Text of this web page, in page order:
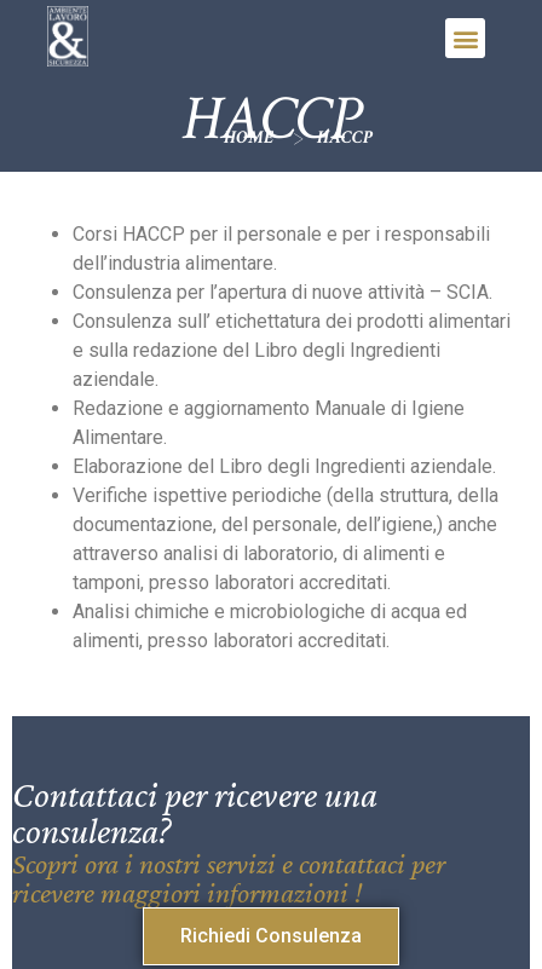
HACCP
HOME > HACCP
Corsi HACCP per il personale e per i responsabili
dell’industria alimentare.
Consulenza per l’apertura di nuove attività – SCIA.
Consulenza sull’ etichettatura dei prodotti alimentari
e sulla redazione del Libro degli Ingredienti
aziendale.
Redazione e aggiornamento Manuale di Igiene
Alimentare.
Elaborazione del Libro degli Ingredienti aziendale.
Verifiche ispettive periodiche (della struttura, della
documentazione, del personale, dell’igiene,) anche
attraverso analisi di laboratorio, di alimenti e
tamponi, presso laboratori accreditati.
Analisi chimiche e microbiologiche di acqua ed
alimenti, presso laboratori accreditati.
Contattaci per ricevere una
consulenza?
Scopri ora i nostri servizi e contattaci per
ricevere maggiori informazioni !
Richiedi Consulenza